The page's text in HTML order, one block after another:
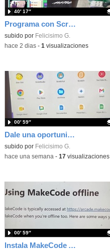
Programa con Scratch juegos con los partidos del mundial 2026 ganados por España
Contenido educativo.
subido por Felicisimo G.
40′ 17″
-hace 2 dias- 1 visualizaciones
Dale una oportunidad a los Chromebooks y utiliza un proyector para realizar talleres si no tienes pantallas táctiles
Contenido educativo.
subido por Felicisimo G.
00′ 59″
-hace una semana - 17 visualizaciones
Instala MakeCode Arcade para trabajar offline en tu tablet, ordenador, Chromebook
00′ 59″